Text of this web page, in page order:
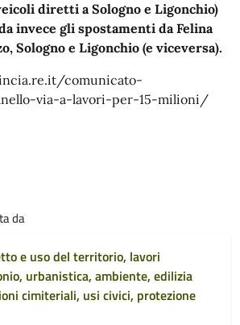
diretti a Sologno e Ligonchio)
invece gli spostamenti da Felina
Sologno e Ligonchio (e viceversa).
comunicato-
via-a-lavori-per-15-milioni/
da
e uso del territorio, lavori
urbanistica, ambiente, edilizia
cimiteriali, usi civici, protezione